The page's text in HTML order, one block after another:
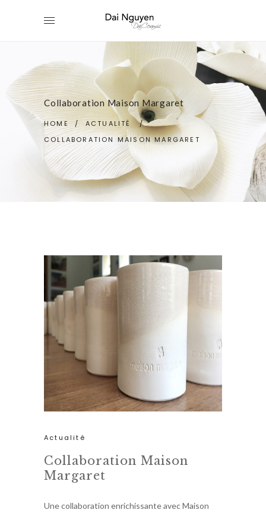
Collaboration Maison Margaret
HOME/ACTUALITÉ
/
COLLABORATION MAISON MARGARET
Actualité
Collaboration Maison
Margaret
Une collaboration enrichissante avec Maison